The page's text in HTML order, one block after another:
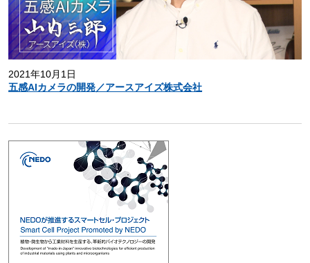
2021年10月1日
五感AIカメラの開発／アースアイズ株式会社